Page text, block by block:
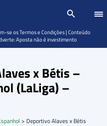
x Bétis –
(LaLiga) –
> Deportivo Alaves x Bétis
se os Termos e Condições | Conteúdo
Aposta não é investimento